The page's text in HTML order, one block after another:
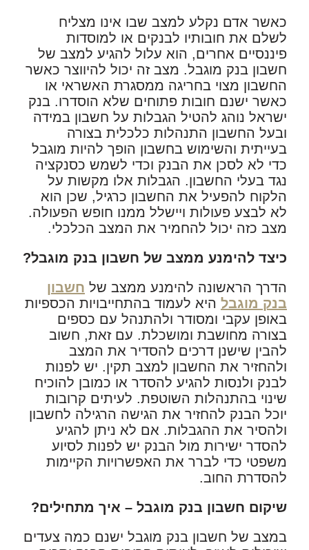
כאשר אדם נקלע למצב שבו אינו מצליח
לשלם את חובותיו לבנקים או למוסדות
פיננסיים אחרים, הוא עלול להגיע למצב של
חשבון בנק מוגבל. מצב זה יכול להיווצר כאשר
החשבון מצוי בחריגה ממסגרת האשראי או
כאשר ישנם חובות פתוחים שלא הוסדרו. בנק
ישראל נוהג להטיל הגבלות על חשבון במידה
ובעל החשבון התנהלות כלכלית בצורה
בעייתית והשימוש בחשבון הופך להיות מוגבל
כדי לא לסכן את הבנק וכדי לשמש כסנקציה
נגד בעלי החשבון. הגבלות אלו מקשות על
הלקוח להפעיל את החשבון כרגיל, שכן הוא
לא לבצע פעולות ויישלל ממנו חופש הפעולה.
מצב כזה יכול להחמיר את המצב הכלכלי.
כיצד להימנע ממצב של חשבון בנק מוגבל?
הדרך הראשונה להימנע ממצב שלחשבון
בנק מוגבלהיא לעמוד בהתחייבויות הכספיות
באופן עקבי ומסודר ולהתנהל עם כספים
בצורה מחושבת ומושכלת. עם זאת, חשוב
להבין שישנן דרכים להסדיר את המצב
ולהחזיר את החשבון למצב תקין. יש לפנות
לבנק ולנסות להגיע להסדר או כמובן להוכיח
שינוי בהתנהלות השוטפת. לעיתים קרובות
יוכל הבנק להחזיר את הגישה הרגילה לחשבון
ולהסיר את ההגבלות. אם לא ניתן להגיע
להסדר ישירות מול הבנק יש לפנות לסיוע
משפטי כדי לברר את האפשרויות הקיימות
להסדרת החוב.
שיקום חשבון בנק מוגבל – איך מתחילים?
במצב של חשבון בנק מוגבל ישנם כמה צעדים